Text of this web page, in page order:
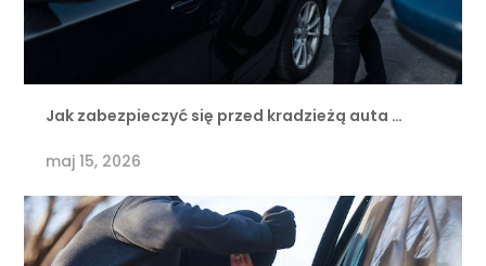
Jak zabezpieczyć się przed kradzieżą auta …
maj 15, 2026